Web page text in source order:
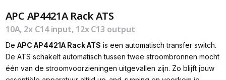
APC AP4421A Rack ATS
10A, 2x C14 input, 12x C13 output
De APC AP4421A Rack ATS is een automatisch transfer switch.
De ATS schakelt automatisch tussen twee stroombronnen mocht
één van de stroomvoorzieningen uitgevallen zijn. Zo blijft jouw